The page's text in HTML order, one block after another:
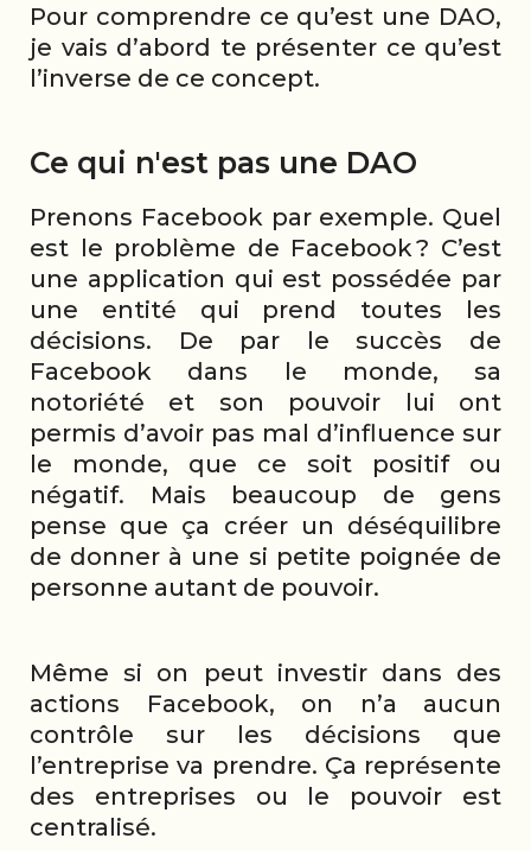
Pour comprendre ce qu’est une DAO,
je vais d’abord te présenter ce qu’est
l’inverse de ce concept.
Ce qui n'est pas une DAO
Prenons Facebook par exemple. Quel
est le problème de Facebook ? C’est
une application qui est possédée par
une entité qui prend toutes les
décisions. De par le succès de
Facebook dans le monde, sa
notoriété et son pouvoir lui ont
permis d’avoir pas mal d’influence sur
le monde, que ce soit positif ou
négatif. Mais beaucoup de gens
pense que ça créer un déséquilibre
de donner à une si petite poignée de
personne autant de pouvoir.
Même si on peut investir dans des
actions Facebook, on n’a aucun
contrôle sur les décisions que
l’entreprise va prendre. Ça représente
des entreprises ou le pouvoir est
centralisé.